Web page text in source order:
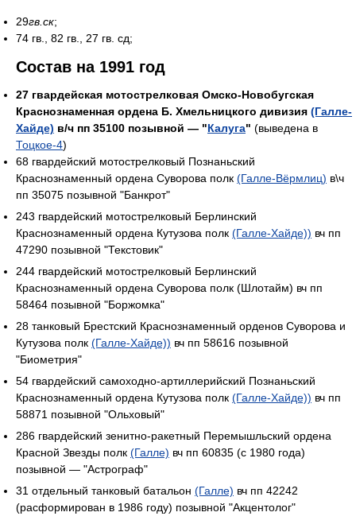
29гв.ск;
74 гв., 82 гв., 27 гв. сд;
Состав на 1991 год
27 гвардейская мотострелковая Омско-Новобугская
Краснознаменная ордена Б. Хмельницкого дивизия (Галле-
Хайде) в/ч пп 35100 позывной — "Калуга" (выведена в
Тоцкое-4)
68 гвардейский мотострелковый Познаньский
Краснознаменный ордена Суворова полк (Галле-Вёрмлиц) в\ч
пп 35075 позывной "Банкрот"
243 гвардейский мотострелковый Берлинский
Краснознаменный ордена Кутузова полк (Галле-Хайде)) вч пп
47290 позывной "Текстовик"
244 гвардейский мотострелковый Берлинский
Краснознаменный ордена Суворова полк (Шлотайм) вч пп
58464 позывной "Боржомка"
28 танковый Брестский Краснознаменный орденов Суворова и
Кутузова полк (Галле-Хайде)) вч пп 58616 позывной
"Биометрия"
54 гвардейский самоходно-артиллерийский Познаньский
Краснознаменный ордена Кутузова полк (Галле-Хайде)) вч пп
58871 позывной "Ольховый"
286 гвардейский зенитно-ракетный Перемышльский ордена
Красной Звезды полк (Галле) вч пп 60835 (с 1980 года)
позывной — "Астрограф"
31 отдельный танковый батальон (Галле) вч пп 42242
(расформирован в 1986 году) позывной "Акцентолог"